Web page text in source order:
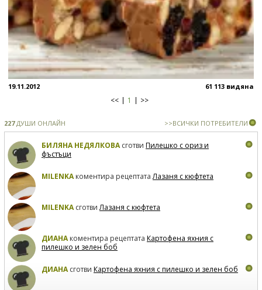
19.11.2012 61 113 видяна
<< 1 >>
227ДУШИ ОНЛАЙН >>ВСИЧКИ ПОТРЕБИТЕЛИ
БИЛЯНА НЕДЯЛКОВАсготви Пилешко с ориз и
фъстъци
MILENKAкоментира рецептатаЛазаня с кюфтета
MILENKAсготвиЛазаня с кюфтета
ДИАНАкоментира рецептата Картофена яхния с
пилешко и зелен боб
ДИАНАсготви Картофена яхния с пилешко и зелен боб